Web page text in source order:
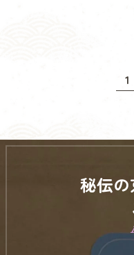
1
秘伝